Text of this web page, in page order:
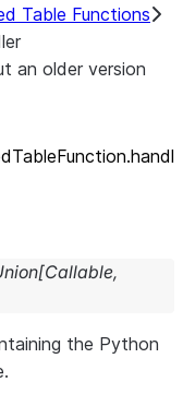
Table Functions
an older version
[Callable,
the Python